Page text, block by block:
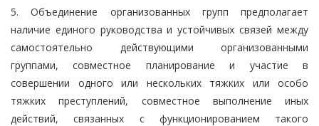
5. Объединение организованных групп предполагает
наличие единого руководства и устойчивых связей между
самостоятельно действующими организованными
группами, совместное планирование и участие в
совершении одного или нескольких тяжких или особо
тяжких преступлений, совместное выполнение иных
действий, связанных с функционированием такого